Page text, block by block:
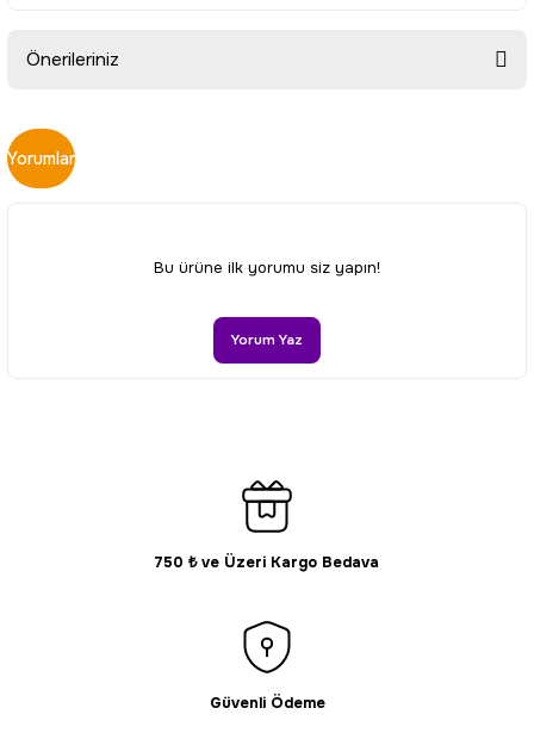
Önerileriniz
Bu ürünün fiyat bilgisi, resim, ürün açıklamalarında ve diğer
konularda yetersiz gördüğünüz noktaları öneri formunu
kullanarak tarafımıza iletebilirsiniz.
Ürün resmi kalitesiz, bozuk veya görüntülenemiyor.
Ürün bilgilerinde hatalar bulunuyor.
Gönder
Yorumlar
Bu ürüne ilk yorumu siz yapın!
Yorum Yaz
750 ₺ ve Üzeri Kargo Bedava
Güvenli Ödeme